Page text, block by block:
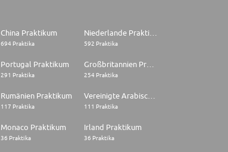
China Praktikum
694 Praktika 592 Praktika
Portugal Praktikum
291 Praktika 254 Praktika
Rumänien Praktikum
117 Praktika 111 Praktika
Monaco Praktikum
36 Praktika
Irland Praktikum
36 Praktika